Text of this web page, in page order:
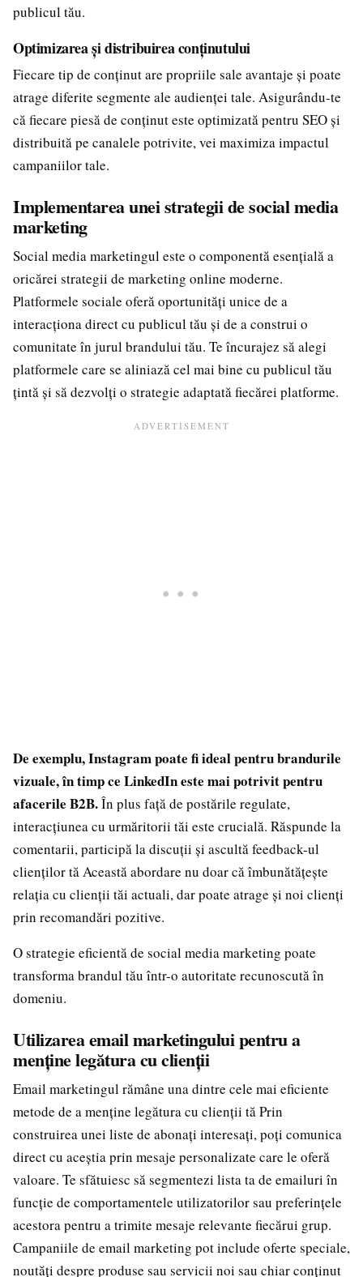
publicul tău.
Optimizarea și distribuirea conținutului
Fiecare tip de conținut are propriile sale avantaje și poate
atrage diferite segmente ale audienței tale. Asigurându-te
că fiecare piesă de conținut este optimizată pentru SEO și
distribuită pe canalele potrivite, vei maximiza impactul
campaniilor tale.
Implementarea unei strategii de social media
marketing
Social media marketingul este o componentă esențială a
oricărei strategii de marketing online moderne.
Platformele sociale oferă oportunități unice de a
interacționa direct cu publicul tău și de a construi o
comunitate în jurul brandului tău. Te încurajez să alegi
platformele care se aliniază cel mai bine cu publicul tău
țintă și să dezvolți o strategie adaptată fiecărei platforme.
De exemplu, Instagram poate fi ideal pentru brandurile
vizuale, în timp ce LinkedIn este mai potrivit pentru
afacerile B2B.În plus față de postările regulate,
interacțiunea cu urmăritorii tăi este crucială. Răspunde la
comentarii, participă la discuții și ascultă feedback-ul
clienților tă Această abordare nu doar că îmbunătățește
relația cu clienții tăi actuali, dar poate atrage și noi clienți
prin recomandări pozitive.
O strategie eficientă de social media marketing poate
transforma brandul tău într-o autoritate recunoscută în
domeniu.
Utilizarea email marketingului pentru a
menține legătura cu clienții
Email marketingul rămâne una dintre cele mai eficiente
metode de a menține legătura cu clienții tă Prin
construirea unei liste de abonați interesați, poți comunica
direct cu aceștia prin mesaje personalizate care le oferă
valoare. Te sfătuiesc să segmentezi lista ta de emailuri în
funcție de comportamentele utilizatorilor sau preferințele
acestora pentru a trimite mesaje relevante fiecărui grup.
Campaniile de email marketing pot include oferte speciale,
noutăți despre produse sau servicii noi sau chiar conținut